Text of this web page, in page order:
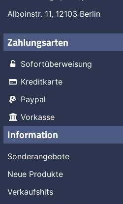
Alboinstr. 11, 12103 Berlin
Zahlungsarten
Sofortüberweisung
Kreditkarte
Paypal
Vorkasse
Information
Sonderangebote
Neue Produkte
Verkaufshits